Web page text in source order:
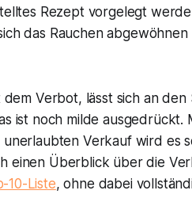
Rezept vorgelegt
das Rauchen abgewöhnen
Verbot, lässt sich an den
ist noch milde ausgedrückt.
Verkauf wird es
einen Überblick über die
10-Liste, ohne dabei